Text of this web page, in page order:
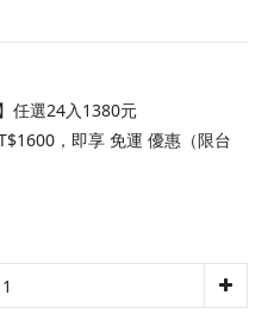
任選24入1380元
，即享 免運 優惠（限台